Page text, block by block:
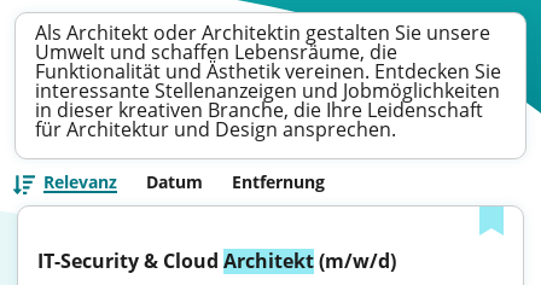
Als Architekt oder Architektin gestalten Sie unsere
Umwelt und schaffen Lebensräume, die
Funktionalität und Ästhetik vereinen. Entdecken Sie
interessante Stellenanzeigen und Jobmöglichkeiten
in dieser kreativen Branche, die Ihre Leidenschaft
für Architektur und Design ansprechen.
Relevanz Datum Entfernung
IT-Security & Cloud Architekt (m/w/d)